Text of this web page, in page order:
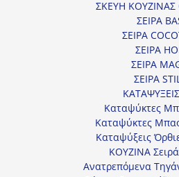
ΣΚΕΥΗ ΚΟΥΖΙΝΑΣ
ΣΕΙΡΑ
ΣΕΙΡΑ
ΣΕΙΡΑ
ΣΕΙΡΑ
ΣΕΙΡΑ
ΚΑΤΑΨΥΞΕΙΣ
Καταψύκτες
Καταψύκτες
Καταψύξεις
ΚΟΥΖΙΝΑ
Ανατρεπόμενα